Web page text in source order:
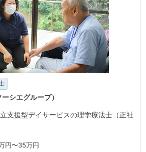
シエグループ）
支援型デイサービスの理学療法士（正社
円〜35万円